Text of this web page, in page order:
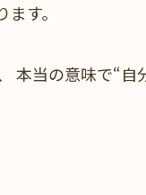
す。
本当の意味で“自